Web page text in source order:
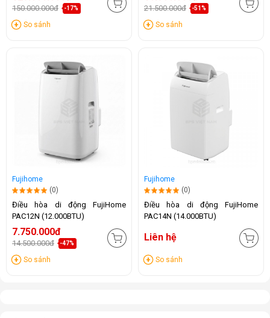
150.000.000đ -17%
So sánh
21.500.000đ -51%
So sánh
Fujihome
(0)
Điều hòa di động FujiHome
PAC12N (12.000BTU)
7.750.000đ
14.500.000đ -47%
So sánh
Fujihome
(0)
Điều hòa di động FujiHome
PAC14N (14.000BTU)
Liên hệ
So sánh